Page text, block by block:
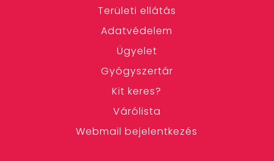
Területi ellátás
Adatvédelem
Ügyelet
Gyógyszertár
Kit keres?
Várólista
Webmail bejelentkezés